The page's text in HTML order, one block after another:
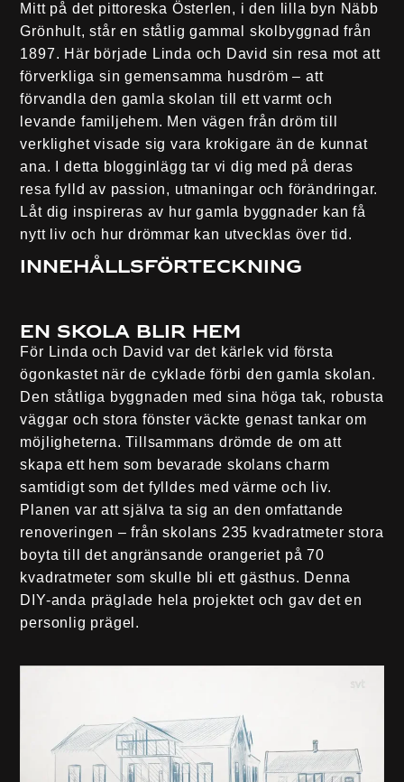
Mitt på det pittoreska Österlen, i den lilla byn Näbb
Grönhult, står en ståtlig gammal skolbyggnad från
1897. Här började Linda och David sin resa mot att
förverkliga sin gemensamma husdröm – att
förvandla den gamla skolan till ett varmt och
levande familjehem. Men vägen från dröm till
verklighet visade sig vara krokigare än de kunnat
ana. I detta blogginlägg tar vi dig med på deras
resa fylld av passion, utmaningar och förändringar.
Låt dig inspireras av hur gamla byggnader kan få
nytt liv och hur drömmar kan utvecklas över tid.
Innehållsförteckning
En Skola blir Hem
För Linda och David var det kärlek vid första
ögonkastet när de cyklade förbi den gamla skolan.
Den ståtliga byggnaden med sina höga tak, robusta
väggar och stora fönster väckte genast tankar om
möjligheterna. Tillsammans drömde de om att
skapa ett hem som bevarade skolans charm
samtidigt som det fylldes med värme och liv.
Planen var att själva ta sig an den omfattande
renoveringen – från skolans 235 kvadratmeter stora
boyta till det angränsande orangeriet på 70
kvadratmeter som skulle bli ett gästhus. Denna
DIY-anda präglade hela projektet och gav det en
personlig prägel.